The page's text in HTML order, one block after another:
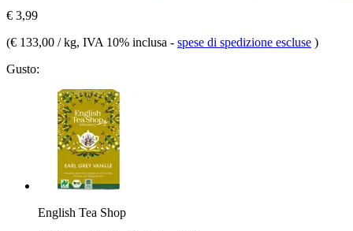
€ 3,99
(€ 133,00 / kg, IVA 10% inclusa - spese di spedizione escluse )
Gusto:
English Tea Shop